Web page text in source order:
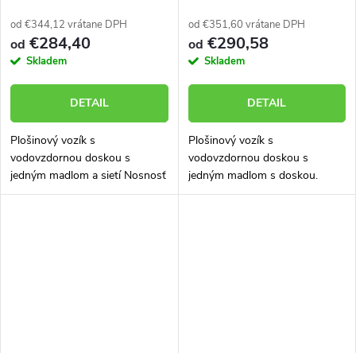
od €344,12 vrátane DPH
od €284,40
Skladem
DETAIL
Plošinový vozík s
vodovzdornou doskou s
jedným madlom a sietí Nosnosť
500 kg. Vozík skonštruovaný a
od €351,60 vrátane DPH
od €290,58
Skladem
DETAIL
Plošinový vozík s
vodovzdornou doskou s
jedným madlom s doskou.
Nosnosť 500 kg. Vozík